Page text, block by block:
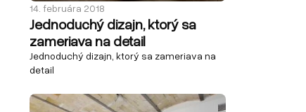
14. februára 2018
Jednoduchý dizajn, ktorý sa
zameriava na detail
Jednoduchý dizajn, ktorý sa zameriava na
detail